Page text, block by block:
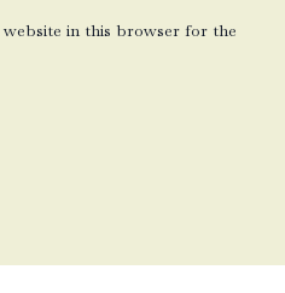
website in this browser for the